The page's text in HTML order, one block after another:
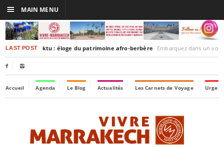
LAST POSTTimbuktu : éloge du patrimoine afro-berbère Embarquez dans un voyage culturel dans le
 
Accueil Agenda Le Blog Actualités Les Carnets de Voyage
☰ MAIN MENU